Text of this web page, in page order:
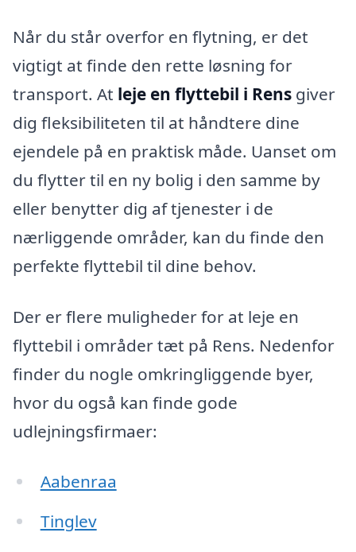
Når du står overfor en flytning, er det
vigtigt at finde den rette løsning for
transport. At leje en flyttebil i Rens giver
dig fleksibiliteten til at håndtere dine
ejendele på en praktisk måde. Uanset om
du flytter til en ny bolig i den samme by
eller benytter dig af tjenester i de
nærliggende områder, kan du finde den
perfekte flyttebil til dine behov.
Der er flere muligheder for at leje en
flyttebil i områder tæt på Rens. Nedenfor
finder du nogle omkringliggende byer,
hvor du også kan finde gode
udlejningsfirmaer:
Aabenraa
Tinglev